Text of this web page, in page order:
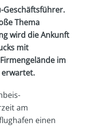
Geschäftsführer.
Thema
wird die Ankunft
mit
im
am
einen